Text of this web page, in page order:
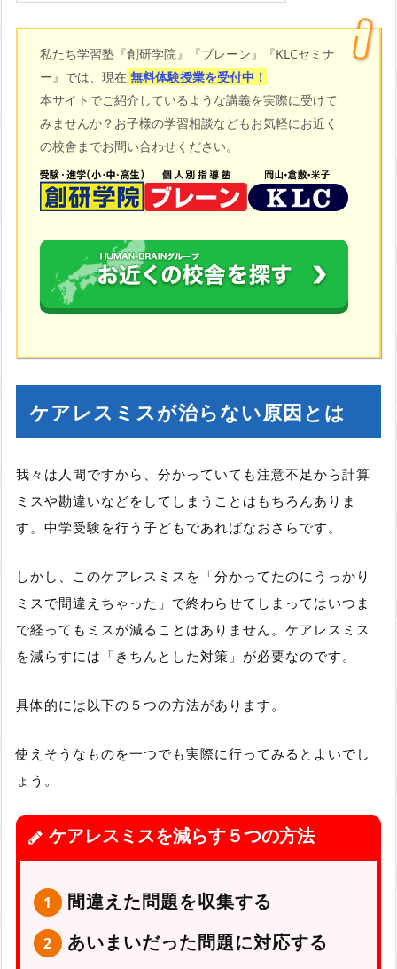
私たち学習塾『創研学院』『ブレーン』『KLCセミナ
ー』では、現在 無料体験授業を受付中！
本サイトでご紹介しているような講義を実際に受けて
みませんか？お子様の学習相談などもお気軽にお近く
の校舎までお問い合わせください。
ケアレスミスが治らない原因とは
我々は人間ですから、分かっていても注意不足から計算
ミスや勘違いなどをしてしまうことはもちろんありま
す。中学受験を行う子どもであればなおさらです。
しかし、このケアレスミスを「分かってたのにうっかり
ミスで間違えちゃった」で終わらせてしまってはいつま
で経ってもミスが減ることはありません。ケアレスミス
を減らすには「きちんとした対策」が必要なのです。
具体的には以下の５つの方法があります。
使えそうなものを一つでも実際に行ってみるとよいでし
ょう。
ケアレスミスを減らす５つの方法
間違えた問題を収集する
あいまいだった問題に対応する